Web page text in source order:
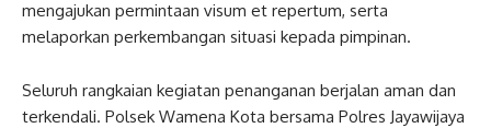
mengajukan permintaan visum et repertum, serta
melaporkan perkembangan situasi kepada pimpinan.
Seluruh rangkaian kegiatan penanganan berjalan aman dan
terkendali. Polsek Wamena Kota bersama Polres Jayawijaya